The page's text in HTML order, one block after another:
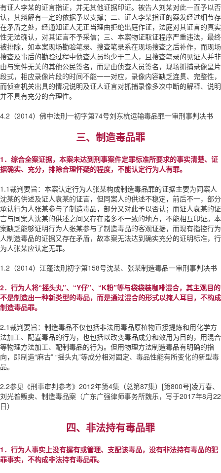
有证人李某的证言指证，并无其他证据印证。被告人刘某对此一直予以否
认，其辩解有一定的依据予以支撑；二、证人李某指证的案发经过细节存
在矛盾之处，经通知证人无正当理由拒绝出庭作证，法庭对其证言的真实
性无法确认，对其证言不予采信；三、本案物证取证程序严重违法，最终
被排除，如本案现场勘验笔录、搜查笔录系在现场搜查之后补作，而现场
搜查及事后的勘验过程中侦查人员均少于二人，且搜查笔录的见证人并非
由与案件无关的其他公民签名，而是由侦查人员签名，现场抓捕录像呈片
段式，相应录像片段的时间不能一一对应，录像内容缺乏连贯、完整性，
而侦查机关出具的情况说明及证人证言对抓捕录像多次中断的解释、说明
并不具有充分的合理性。
4.2（2014）佛中法刑一初字第74号刘东杭运输毒品罪一审刑事判决书
三、制造毒品罪
1．综合全案证据，本案未达到刑事案件定罪标准所要求的事实清楚、证
据确实、充分，排除合理怀疑的程度，不能认定行为人有罪。
1.1裁判要旨：本案认定行为人张某构成制造毒品罪的证据主要为同案人
沈某的供述及证人袁某的证言，但同案人的供述不稳定，前后不一，部分
承认行为人张某参与了制造毒品，部分又对此予以否认；而证人袁某的证
言与同案人沈某的供述之间又存在诸多不一致的地方，不能相互印证。本
案缺乏能够证明行为人张某参与了制造毒品的客观证据，而现有指控行为
人制造毒品的证据又存在矛盾，故本案无法达到确实充分的证明标准，行
为人张某应认定无罪。
1.2（2014）江蓬法刑初字第158号沈某、张某制造毒品一审刑事判决书
2．行为人将“摇头丸”、“Y仔”、“K粉”等与袋袋装咖啡混合，其主观目的
不是制造出一种新类型的毒品，而是通过混合的形式以掩人耳目，不构成
制造毒品罪。
2.1裁判要旨：制造毒品不仅包括非法用毒品原植物直接提炼和用化学方
法加工、配置毒品的行为，也包括以改变毒品成分和效用为目的，用混合
等物理方法加工、配制毒品的行为。但用物理方法制造毒品有明确的指
向，即制造“麻古” “摇头丸”等成分相对固定、毒品性能有所变化的新型毒
品。
2.2参见《刑事审判参考》2012年第4集（总第87集）[第800号]凌万春、
刘光普贩卖、制造毒品案（广东广强律师事务所魏乐，写于2017年8月22
日）
四、非法持有毒品罪
1．行为人事实上没有握有或管理、支配该毒品，没有非法持有毒品的犯
罪事实，不构成非法持有毒品罪。